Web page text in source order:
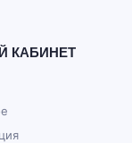
КАБИНЕТ